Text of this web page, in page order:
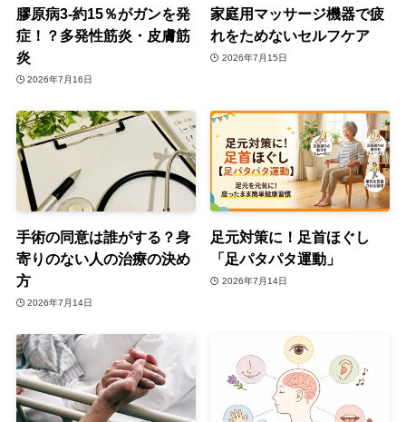
膠原病3-約15％がガンを発
症！？多発性筋炎・皮膚筋
炎
2026年7月16日
家庭用マッサージ機器で疲
れをためないセルフケア
2026年7月15日
手術の同意は誰がする？身
寄りのない人の治療の決め
方
2026年7月14日
足元対策に！足首ほぐし
「足パタパタ運動」
2026年7月14日